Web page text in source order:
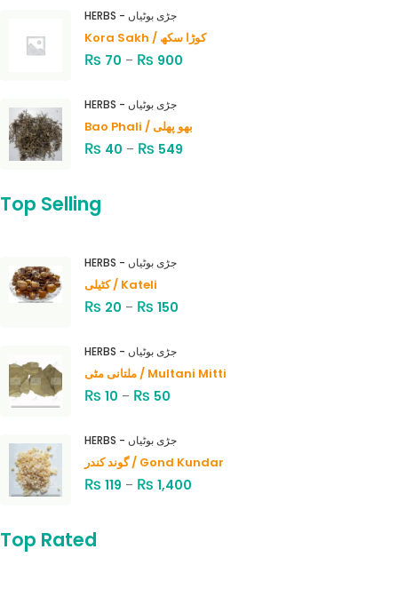
HERBS - جڑی بوٹیاں
Kora Sakh / کوڑا سکھ
₨ 70 – ₨ 900
HERBS - جڑی بوٹیاں
Bao Phali / بھو پھلی
₨ 40 – ₨ 549
Top Selling
HERBS - جڑی بوٹیاں
کٹیلی / Kateli
₨ 20 – ₨ 150
HERBS - جڑی بوٹیاں
ملتانی مٹی / Multani Mitti
₨ 10 – ₨ 50
HERBS - جڑی بوٹیاں
گوند کندر / Gond Kundar
₨ 119 – ₨ 1,400
Top Rated